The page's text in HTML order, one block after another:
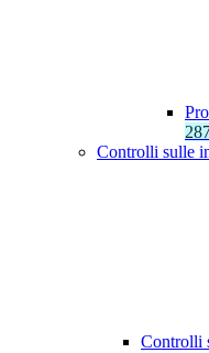
Controlli sulle
Controlli